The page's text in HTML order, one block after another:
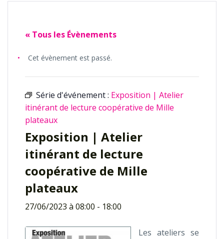
« Tous les Évènements
Cet évènement est passé.
Série d'événement : Exposition | Atelier
itinérant de lecture coopérative de Mille
plateaux
Exposition | Atelier
itinérant de lecture
coopérative de Mille
plateaux
27/06/2023 à 08:00 - 18:00
Les ateliers se